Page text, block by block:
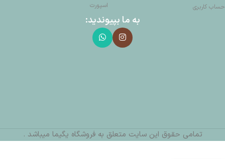
حساب کاربری
اسپورت
به ما بپیوندید:
تمامی حقوق این سایت متعلق به فروشگاه یگیما میباشد .